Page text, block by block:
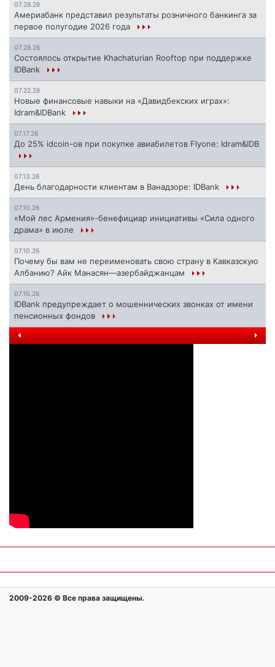
07.28.26
Америабанк представил результаты розничного банкинга за
первое полугодие 2026 года
07.28.26
Состоялось открытие Khachaturian Rooftop при поддержке
IDBank
07.22.26
Новые финансовые навыки на «Давидбекских играх»:
Idram&IDBank
07.17.26
До 25% idcoin-ов при покупке авиабилетов Flyone: Idram&IDB
07.13.26
День благодарности клиентам в Ванадзоре: IDBank
07.10.26
«Мой лес Армения»-бенефициар инициативы «Сила одного
драма» в июле
07.10.26
Почему бы вам не переименовать свою страну в Кавказскую
Албанию? Айк Манасян—азербайджанцам
07.10.26
IDBank предупреждает о мошеннических звонках от имени
пенсионных фондов
2009-2026 © Все права защищены.